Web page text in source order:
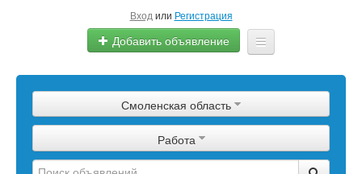
Вход или Регистрация
Добавить объявление
Сырье
Изделия
Смоленская область
Работа